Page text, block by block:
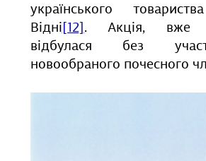
українського
Відні [12] . Акція, вже
відбулася без
новообраного почесного